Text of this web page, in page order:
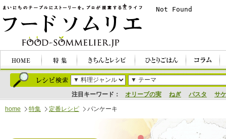
注目キーワード： オリーブの実 ねぎ パスタ サケ
home 特集 定番レシピ パンケーキ